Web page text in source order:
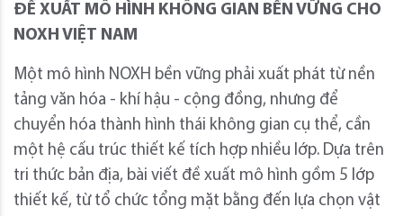
ĐỀ XUẤT MÔ HÌNH KHÔNG GIAN BỀN VỮNG CHO
NOXH VIỆT NAM
Một mô hình NOXH bền vững phải xuất phát từ nền
tảng văn hóa - khí hậu - cộng đồng, nhưng để
chuyển hóa thành hình thái không gian cụ thể, cần
một hệ cấu trúc thiết kế tích hợp nhiều lớp. Dựa trên
tri thức bản địa, bài viết đề xuất mô hình gồm 5 lớp
thiết kế, từ tổ chức tổng mặt bằng đến lựa chọn vật